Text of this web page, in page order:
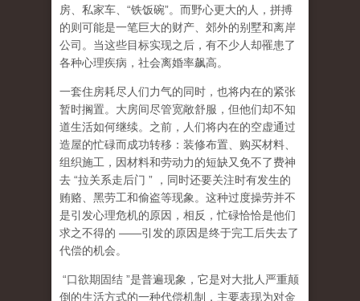
房、私家车、 “铁饭碗”。而野心更大的人，拼搏
的则可能是一笔巨大的财产、郊外的别墅和离岸
公司。当这些目标实现之后，有不少人却罹患了
各种心理疾病，社会离婚率飙高。
一套住房耗尽人们力气的同时，也将内在的紧张
暂时搁置。大房间尽管宽敞舒服，但他们却不知
道生活如何继续。之前，人们将内在的空虚通过
造屋的忙碌而成功转移：装修布置、购买材料、
组织施工，因材料和劳动力的短缺又免不了费神
去 “拉关系走后门 ”
，同时还要关注时有发生的
贿赂、黑劳工和偷盗等现象。这种过度操劳并不
是引发心理危机的原因，相反，忙碌恰恰是他们
求之不得的 ——引发的原因是终于完工后失去了
代偿的机会。
“口欲期固结 ”是普遍现象，它是对大批人严重颠
倒的生活方式的一种代偿机制，主要表现为对金